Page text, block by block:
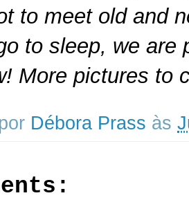
to meet old and
to sleep, we are
More pictures to
Débora Prass às